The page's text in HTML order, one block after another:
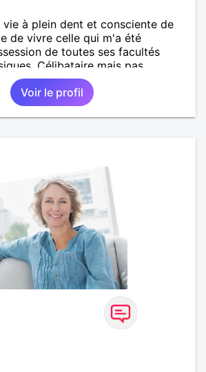
vie à plein dent et consciente de
de vivre celle qui m'a été
de toutes ses facultés
Célibataire mais pas
une vie bien remplie. Je ne suis
dépit, ni en tant que
la Femme Divorcée Mal dans sa
Voir le profil